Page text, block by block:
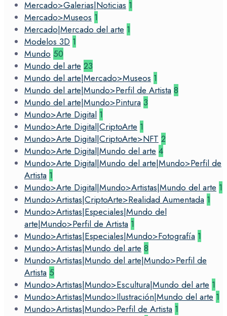
Mercado>Galerias|Noticias 1
Mercado>Museos 1
Mercado|Mercado del arte 1
Modelos 3D 1
Mundo 50
Mundo del arte 23
Mundo del arte|Mercado>Museos 1
Mundo del arte|Mundo>Perfil de Artista 8
Mundo del arte|Mundo>Pintura 3
Mundo>Arte Digital 1
Mundo>Arte Digital|CriptoArte 1
Mundo>Arte Digital|CriptoArte>NFT 2
Mundo>Arte Digital|Mundo del arte 4
Mundo>Arte Digital|Mundo del arte|Mundo>Perfil de
Artista 1
Mundo>Arte Digital|Mundo>Artistas|Mundo del arte 1
Mundo>Artistas|CriptoArte>Realidad Aumentada 1
Mundo>Artistas|Especiales|Mundo del
arte|Mundo>Perfil de Artista 1
Mundo>Artistas|Especiales|Mundo>Fotografía 1
Mundo>Artistas|Mundo del arte 8
Mundo>Artistas|Mundo del arte|Mundo>Perfil de
Artista 5
Mundo>Artistas|Mundo>Escultura|Mundo del arte 1
Mundo>Artistas|Mundo>Ilustración|Mundo del arte 1
Mundo>Artistas|Mundo>Perfil de Artista 1